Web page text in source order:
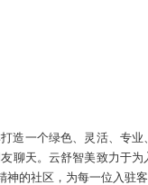
一个绿色、灵活、专
天。云舒智美致力于
的社区，为每一位入驻